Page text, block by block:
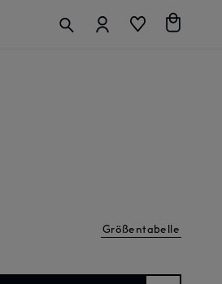
AnmeldenWarenkorb
Größentabelle